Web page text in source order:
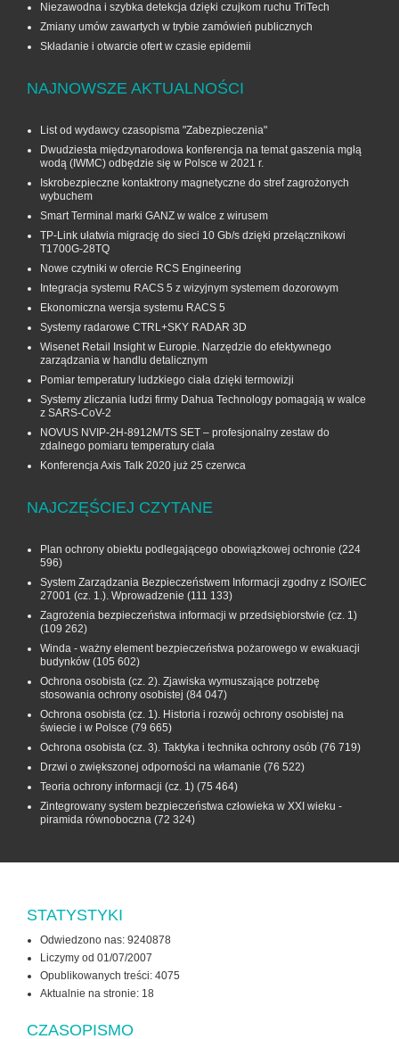
Niezawodna i szybka detekcja dzięki czujkom ruchu TriTech
Zmiany umów zawartych w trybie zamówień publicznych
Składanie i otwarcie ofert w czasie epidemii
NAJNOWSZE AKTUALNOŚCI
List od wydawcy czasopisma "Zabezpieczenia"
Dwudziesta międzynarodowa konferencja na temat gaszenia mgłą
wodą (IWMC) odbędzie się w Polsce w 2021 r.
Iskrobezpieczne kontaktrony magnetyczne do stref zagrożonych
wybuchem
Smart Terminal marki GANZ w walce z wirusem
TP-Link ułatwia migrację do sieci 10 Gb/s dzięki przełącznikowi
T1700G‑28TQ
Nowe czytniki w ofercie RCS Engineering
Integracja systemu RACS 5 z wizyjnym systemem dozorowym
Ekonomiczna wersja systemu RACS 5
Systemy radarowe CTRL+SKY RADAR 3D
Wisenet Retail Insight w Europie. Narzędzie do efektywnego
zarządzania w handlu detalicznym
Pomiar temperatury ludzkiego ciała dzięki termowizji
Systemy zliczania ludzi firmy Dahua Technology pomagają w walce
z SARS-CoV-2
NOVUS NVIP-2H-8912M/TS SET – profesjonalny zestaw do
zdalnego pomiaru temperatury ciała
Konferencja Axis Talk 2020 już 25 czerwca
NAJCZĘŚCIEJ CZYTANE
Plan ochrony obiektu podlegającego obowiązkowej ochronie (224
596)
System Zarządzania Bezpieczeństwem Informacji zgodny z ISO/IEC
27001 (cz. 1.). Wprowadzenie (111 133)
Zagrożenia bezpieczeństwa informacji w przedsiębiorstwie (cz. 1)
(109 262)
Winda - ważny element bezpieczeństwa pożarowego w ewakuacji
budynków (105 602)
Ochrona osobista (cz. 2). Zjawiska wymuszające potrzebę
stosowania ochrony osobistej (84 047)
Ochrona osobista (cz. 1). Historia i rozwój ochrony osobistej na
świecie i w Polsce (79 665)
Ochrona osobista (cz. 3). Taktyka i technika ochrony osób (76 719)
Drzwi o zwiększonej odporności na włamanie (76 522)
Teoria ochrony informacji (cz. 1) (75 464)
Zintegrowany system bezpieczeństwa człowieka w XXI wieku -
piramida równoboczna (72 324)
STATYSTYKI
Odwiedzono nas: 9240878
Liczymy od 01/07/2007
Opublikowanych treści: 4075
Aktualnie na stronie: 18
CZASOPISMO